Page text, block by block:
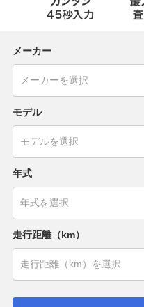
メーカー
モデル
年式
走行距離（km）